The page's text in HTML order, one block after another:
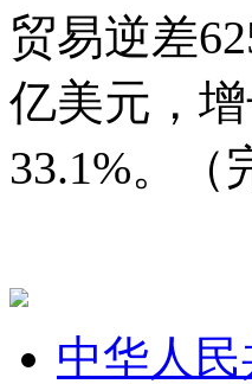
贸易逆差
亿美元，
33.1%。（
中华人